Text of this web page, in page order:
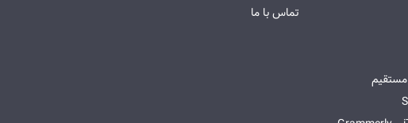
مستقیم
تماس با ما